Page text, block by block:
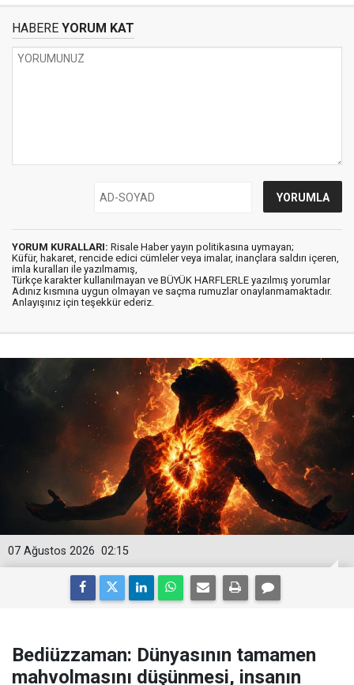
HABERE YORUM KAT
YORUM KURALLARI: Risale Haber yayın politikasına uymayan;
Küfür, hakaret, rencide edici cümleler veya imalar, inançlara saldırı içeren,
imla kuralları ile yazılmamış,
Türkçe karakter kullanılmayan ve BÜYÜK HARFLERLE yazılmış yorumlar
Adınız kısmına uygun olmayan ve saçma rumuzlar onaylanmamaktadır.
Anlayışınız için teşekkür ederiz.
02:15
07 Ağustos 2026
Bediüzzaman: Dünyasının tamamen
mahvolmasını düşünmesi, insanın